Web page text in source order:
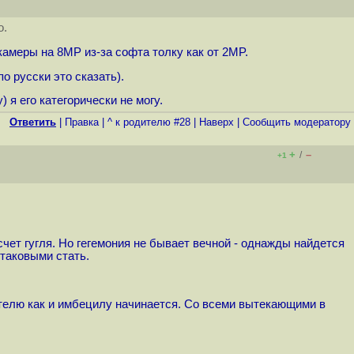
на 8MP из-за софта толку как от 2MP.
русски это сказать).
его категорически не могу.
Ответить Правка| ^ к родителю #28 Наверх Cообщить модератору
+1 + / –
гугля. Но гегемония не бывает вечной - однажды найдется
стать.
как и имбецилу начинается. Со всеми вытекающими в